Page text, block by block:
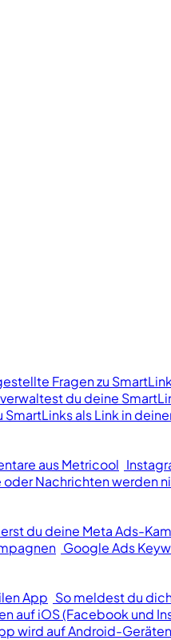
Fragen zu
du deine
SmartLinks als Link in
aus Metricool
oder Nachrichten werden
du deine Meta Ads-
Google Ads
App So meldest du
auf iOS (Facebook und
wird auf Android-